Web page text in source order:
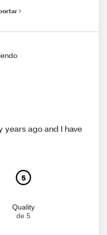
ago and I have
5
Quality
de 5